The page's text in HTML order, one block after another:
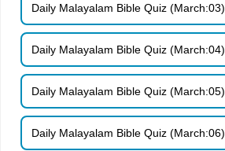
Daily Malayalam Bible Quiz (March:03)
Daily Malayalam Bible Quiz (March:04)
Daily Malayalam Bible Quiz (March:05)
Daily Malayalam Bible Quiz (March:06)